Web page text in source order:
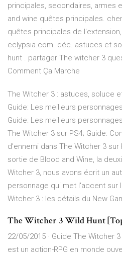
principales, secondaires, armes
and wine quêtes principales.
quêtes principales de
eclypsia.com. déc. astuces et
hunt . partager The witcher 3
Comment Ça Marche
The Witcher 3 : astuces, soluce
Guide: Les meilleurs
Guide: Les meilleurs
The Witcher 3 sur PS4; Guide:
d’ennemi dans The Witcher 3 sur
sortie de Blood and Wine, la
Witcher 3, nous avons écrit un
personnage qui met l'accent sur
Witcher 3 : les détails du New
The Witcher 3 Wild Hunt
22/05/2015 · Guide The Witcher
est un action-RPG en monde